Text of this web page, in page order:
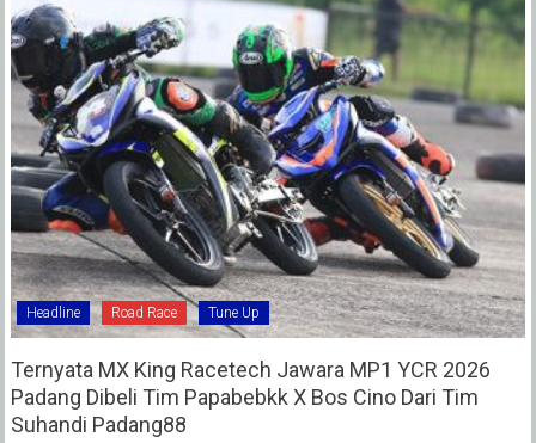
Headline Road Race Tune Up
Ternyata MX King Racetech Jawara MP1 YCR 2026
Padang Dibeli Tim Papabebkk X Bos Cino Dari Tim
Suhandi Padang88